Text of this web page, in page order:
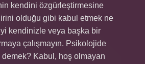
kendini özgürleştirmesine
olduğu gibi kabul etmek ne
kendinizle veya başka bir
çalışmayın. Psikolojide
demek? Kabul, hoş olmayan